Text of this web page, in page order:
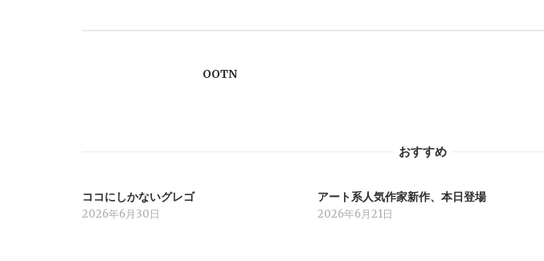
ョ
OOTN
おすすめ
ココにしかないグレゴ
2026年6月30日
アート系人気作家新作、本日登場
2026年6月21日